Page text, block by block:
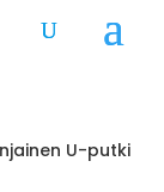
U-putki